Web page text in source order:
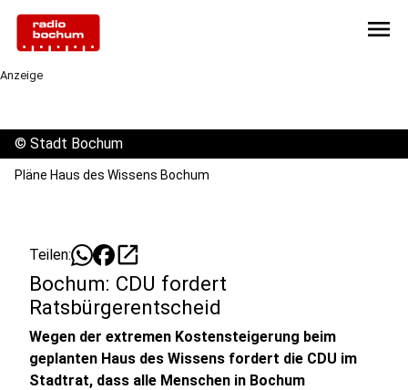
menu
Anzeige
© Stadt Bochum
Pläne Haus des Wissens Bochum
Teilen: open_in_new
Bochum: CDU fordert
Ratsbürgerentscheid
Wegen der extremen Kostensteigerung beim
geplanten Haus des Wissens fordert die CDU im
Stadtrat, dass alle Menschen in Bochum